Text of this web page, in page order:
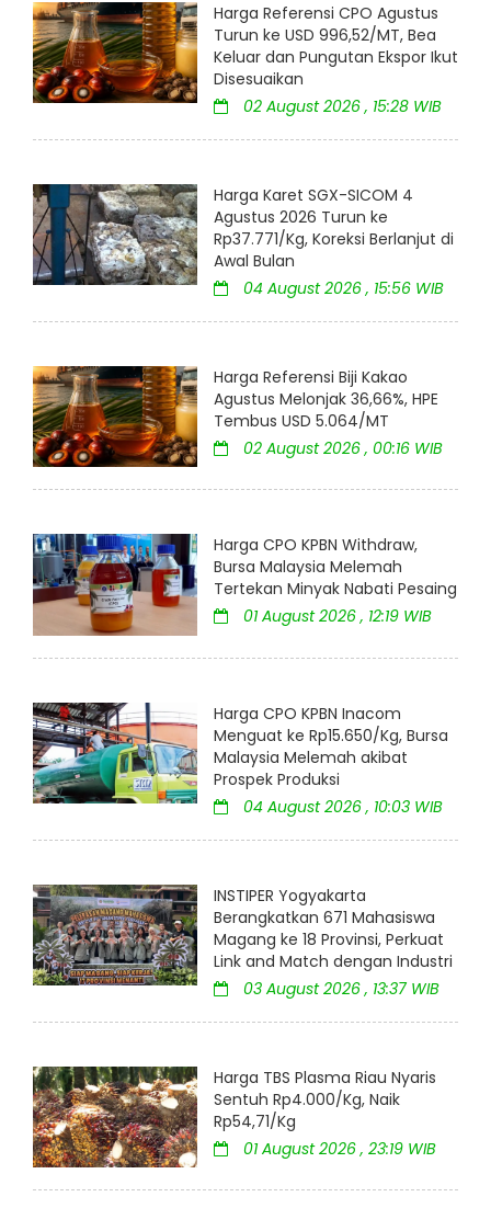
Harga Referensi CPO Agustus
Turun ke USD 996,52/MT, Bea
Keluar dan Pungutan Ekspor Ikut
Disesuaikan
02 August 2026 , 15:28 WIB
Harga Karet SGX-SICOM 4
Agustus 2026 Turun ke
Rp37.771/Kg, Koreksi Berlanjut di
Awal Bulan
04 August 2026 , 15:56 WIB
Harga Referensi Biji Kakao
Agustus Melonjak 36,66%, HPE
Tembus USD 5.064/MT
02 August 2026 , 00:16 WIB
Harga CPO KPBN Withdraw,
Bursa Malaysia Melemah
Tertekan Minyak Nabati Pesaing
01 August 2026 , 12:19 WIB
Harga CPO KPBN Inacom
Menguat ke Rp15.650/Kg, Bursa
Malaysia Melemah akibat
Prospek Produksi
04 August 2026 , 10:03 WIB
INSTIPER Yogyakarta
Berangkatkan 671 Mahasiswa
Magang ke 18 Provinsi, Perkuat
Link and Match dengan Industri
03 August 2026 , 13:37 WIB
Harga TBS Plasma Riau Nyaris
Sentuh Rp4.000/Kg, Naik
Rp54,71/Kg
01 August 2026 , 23:19 WIB